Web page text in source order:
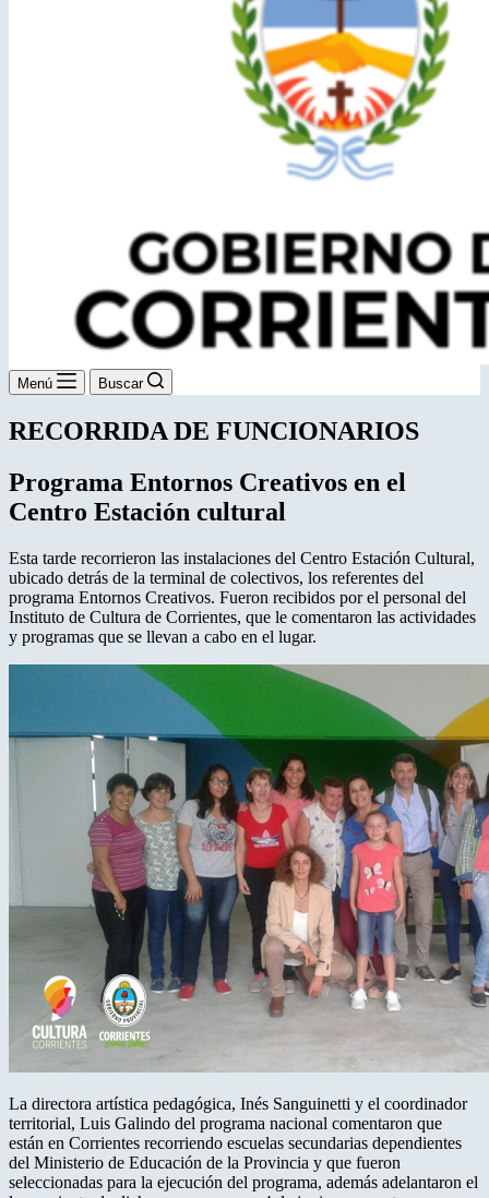
Menú Buscar
RECORRIDA DE FUNCIONARIOS
Programa Entornos Creativos en el
Centro Estación cultural
Esta tarde recorrieron las instalaciones del Centro Estación Cultural,
ubicado detrás de la terminal de colectivos, los referentes del
programa Entornos Creativos. Fueron recibidos por el personal del
Instituto de Cultura de Corrientes, que le comentaron las actividades
y programas que se llevan a cabo en el lugar.
La directora artística pedagógica, Inés Sanguinetti y el coordinador
territorial, Luis Galindo del programa nacional comentaron que
están en Corrientes recorriendo escuelas secundarias dependientes
del Ministerio de Educación de la Provincia y que fueron
seleccionadas para la ejecución del programa, además adelantaron el